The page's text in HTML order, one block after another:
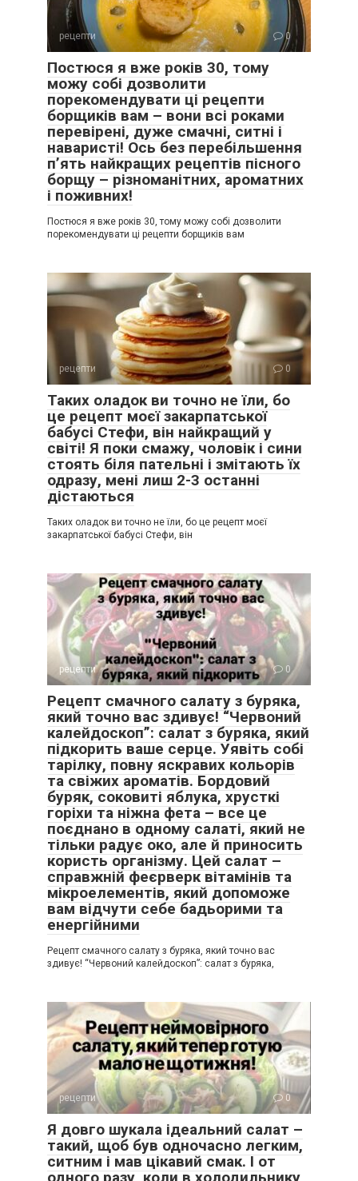
рецепти 0
Постюся я вже років 30, тому
можу собі дозволити
порекомендувати ці рецепти
борщиків вам – вони всі роками
перевірені, дуже смачні, ситні і
наваристі! Ось без перебільшення
п’ять найкращих рецептів пісного
борщу – різноманітних, ароматних
і поживних!
Постюся я вже років 30, тому можу собі дозволити
порекомендувати ці рецепти борщиків вам
рецепти 0
Таких оладок ви точно не їли, бо
це рецепт моєї закарпатської
бабусі Стефи, він найкращий у
світі! Я поки смажу, чоловік і сини
стоять біля пательні і змітають їх
одразу, мені лиш 2-3 останні
дістаються
Таких оладок ви точно не їли, бо це рецепт моєї
закарпатської бабусі Стефи, він
рецепти 0
Рецепт смачного салату з буряка,
який точно вас здивує! “Червоний
калейдоскоп”: салат з буряка, який
підкорить ваше серце. Уявіть собі
тарілку, повну яскравих кольорів
та свіжих ароматів. Бордовий
буряк, соковиті яблука, хрусткі
горіхи та ніжна фета – все це
поєднано в одному салаті, який не
тільки радує око, але й приносить
користь організму. Цей салат –
справжній феєрверк вітамінів та
мікроелементів, який допоможе
вам відчути себе бадьорими та
енергійними
Рецепт смачного салату з буряка, який точно вас
здивує! “Червоний калейдоскоп”: салат з буряка,
рецепти 0
Я довго шукала ідеальний салат –
такий, щоб був одночасно легким,
ситним і мав цікавий смак. І от